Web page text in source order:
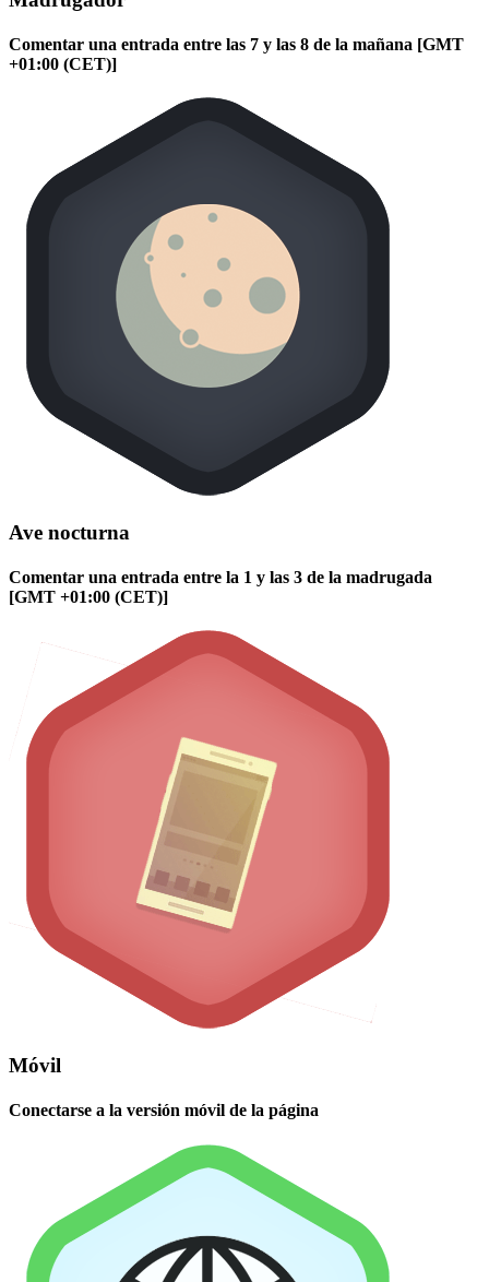
Comentar una entrada entre las 7 y las 8 de la mañana [GMT
+01:00 (CET)]
Ave nocturna
Comentar una entrada entre la 1 y las 3 de la madrugada
[GMT +01:00 (CET)]
Móvil
Conectarse a la versión móvil de la página